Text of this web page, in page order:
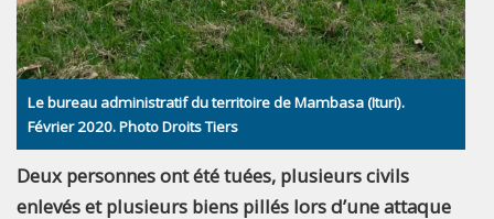
Le bureau administratif du territoire de Mambasa (Ituri).
Février 2020. Photo Droits Tiers
Deux personnes ont été tuées, plusieurs civils
enlevés et plusieurs biens pillés lors d’une attaque